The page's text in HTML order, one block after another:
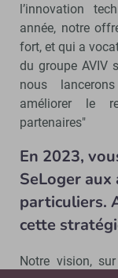
l’innovation
année, notre
fort, et qui a
du groupe AVIV
nous
améliorer le
partenaires"
En 2023,
SeLoger
particuliers.
cette
Notre vision,